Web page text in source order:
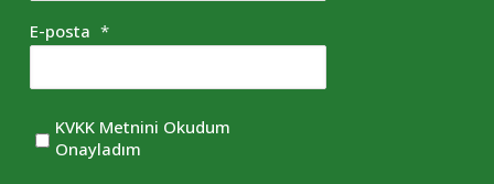
E-posta *
KVKK Metnini Okudum
Onayladım